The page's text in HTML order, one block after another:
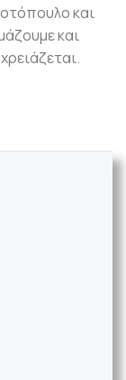
και
και